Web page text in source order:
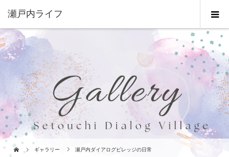
瀬戸内ライフ
ギャラリー 瀬戸内ダイアログビレッジの日常